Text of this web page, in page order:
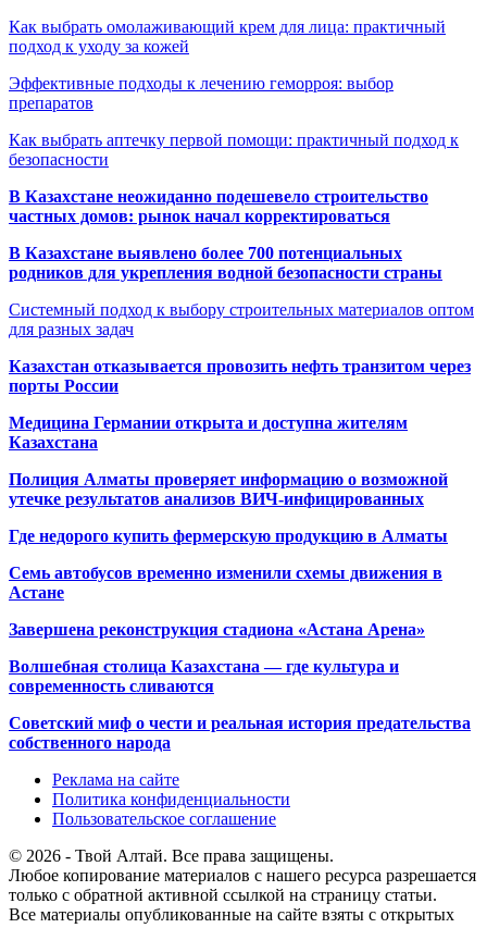
Как выбрать омолаживающий крем для лица: практичный
подход к уходу за кожей
Эффективные подходы к лечению геморроя: выбор
препаратов
Как выбрать аптечку первой помощи: практичный подход к
безопасности
В Казахстане неожиданно подешевело строительство
частных домов: рынок начал корректироваться
В Казахстане выявлено более 700 потенциальных
родников для укрепления водной безопасности страны
Системный подход к выбору строительных материалов оптом
для разных задач
Казахстан отказывается провозить нефть транзитом через
порты России
Медицина Германии открыта и доступна жителям
Казахстана
Полиция Алматы проверяет информацию о возможной
утечке результатов анализов ВИЧ-инфицированных
Где недорого купить фермерскую продукцию в Алматы
Семь автобусов временно изменили схемы движения в
Астане
Завершена реконструкция стадиона «Астана Арена»
Волшебная столица Казахстана — где культура и
современность сливаются
Советский миф о чести и реальная история предательства
собственного народа
Реклама на сайте
Политика конфиденциальности
Пользовательское соглашение
© 2026 - Твой Алтай. Все права защищены.
Любое копирование материалов с нашего ресурса разрешается
только с обратной активной ссылкой на страницу статьи.
Все материалы опубликованные на сайте взяты с открытых